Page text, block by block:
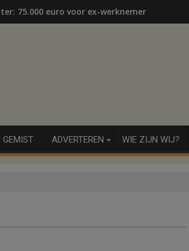
75.000 euro voor ex-werknemers
GEMIST ADVERTEREN WIE ZIJN WIJ?